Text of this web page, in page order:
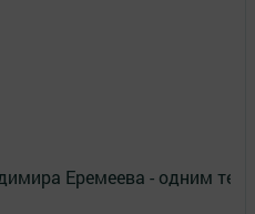
Еремеева - одним